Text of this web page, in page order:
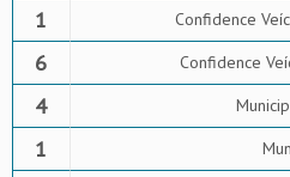
1 Confidence
6 Confidence
4
1